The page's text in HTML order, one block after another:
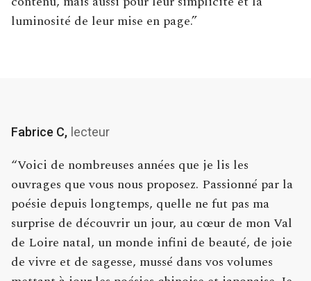
luminosité de leur mise en page.”
“Voici de nombreuses années que je lis les
ouvrages que vous nous proposez. Passionné par la
poésie depuis longtemps, quelle ne fut pas ma
surprise de découvrir un jour, au cœur de mon Val
de Loire natal, un monde infini de beauté, de joie
de vivre et de sagesse, mussé dans vos volumes
Fabrice C, lecteur